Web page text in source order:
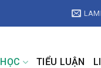
TIỂU LUẬN